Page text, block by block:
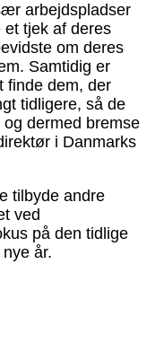
arbejdspladser
et tjek af deres
om deres
Samtidig er
finde dem, der
tidligere, så de
dermed bremse
i Danmarks
tilbyde andre
ved
på den tidlige
år.